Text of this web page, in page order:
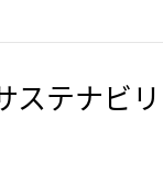
ステナビ